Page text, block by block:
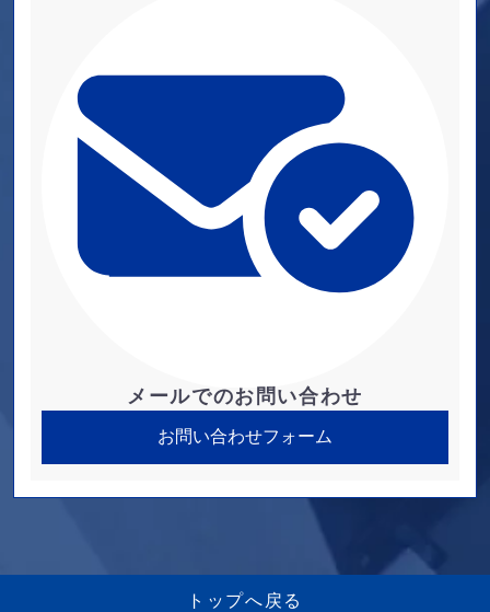
メールでのお問い合わせ
お問い合わせフォーム
トップへ戻る